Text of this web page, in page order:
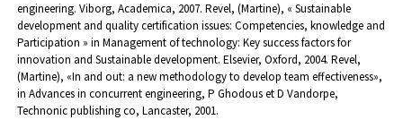
engineering. Viborg, Academica, 2007. Revel, (Martine), « Sustainable
development and quality certification issues: Competencies, knowledge and
Participation » in Management of technology: Key success factors for
innovation and Sustainable development. Elsevier, Oxford, 2004. Revel,
(Martine), «In and out: a new methodology to develop team effectiveness»,
in Advances in concurrent engineering, P Ghodous et D Vandorpe,
Technonic publishing co, Lancaster, 2001.